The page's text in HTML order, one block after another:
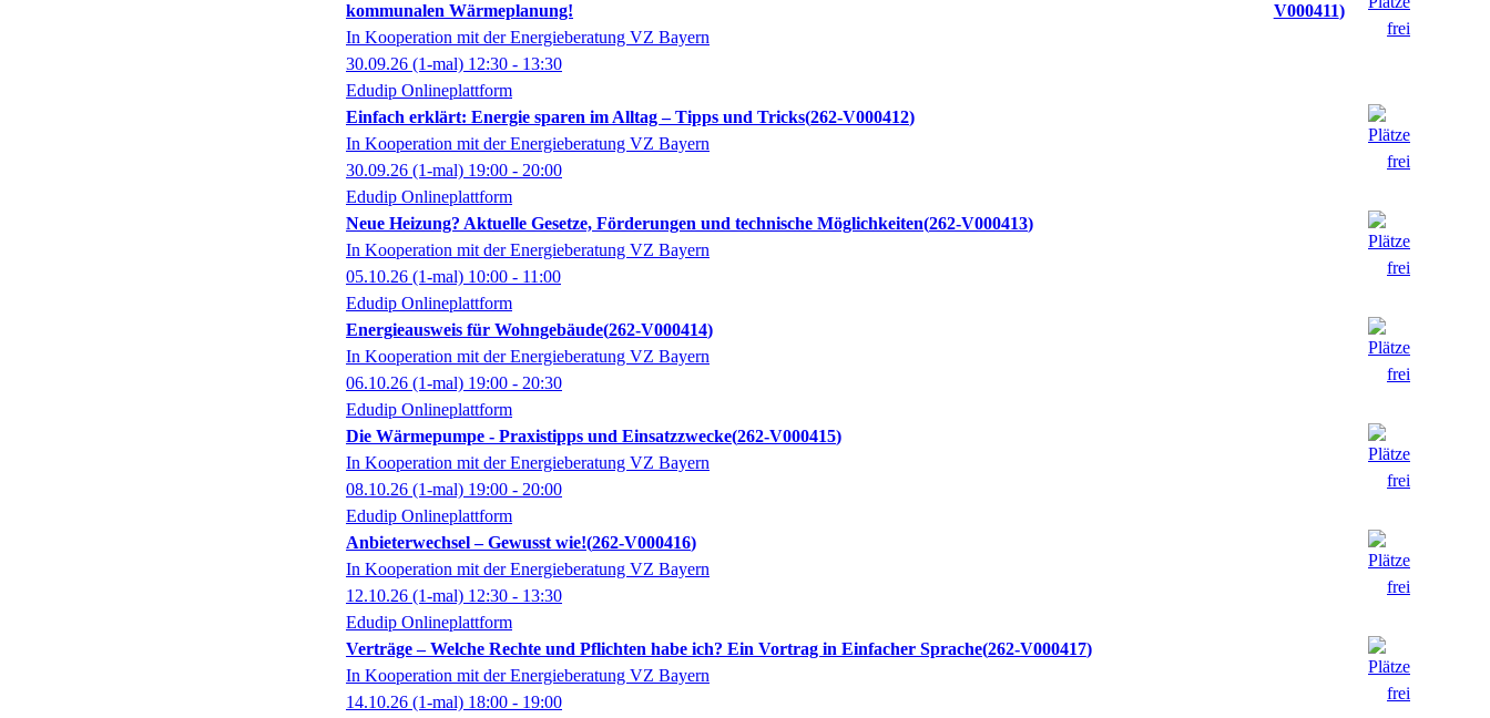
kommunalen Wärmeplanung!
V000411
In Kooperation mit der Energieberatung VZ Bayern
30.09.26 (1-mal) 12:30 - 13:30
Edudip Onlineplattform
Einfach erklärt: Energie sparen im Alltag – Tipps und Tricks 262-V000412
In Kooperation mit der Energieberatung VZ Bayern
30.09.26 (1-mal) 19:00 - 20:00
Edudip Onlineplattform
Neue Heizung? Aktuelle Gesetze, Förderungen und technische Möglichkeiten 262-V000413
In Kooperation mit der Energieberatung VZ Bayern
05.10.26 (1-mal) 10:00 - 11:00
Edudip Onlineplattform
Energieausweis für Wohngebäude 262-V000414
In Kooperation mit der Energieberatung VZ Bayern
06.10.26 (1-mal) 19:00 - 20:30
Edudip Onlineplattform
Die Wärmepumpe - Praxistipps und Einsatzzwecke 262-V000415
In Kooperation mit der Energieberatung VZ Bayern
08.10.26 (1-mal) 19:00 - 20:00
Edudip Onlineplattform
Anbieterwechsel – Gewusst wie! 262-V000416
In Kooperation mit der Energieberatung VZ Bayern
12.10.26 (1-mal) 12:30 - 13:30
Edudip Onlineplattform
Verträge – Welche Rechte und Pflichten habe ich? Ein Vortrag in Einfacher Sprache 262-V000417
In Kooperation mit der Energieberatung VZ Bayern
14.10.26 (1-mal) 18:00 - 19:00